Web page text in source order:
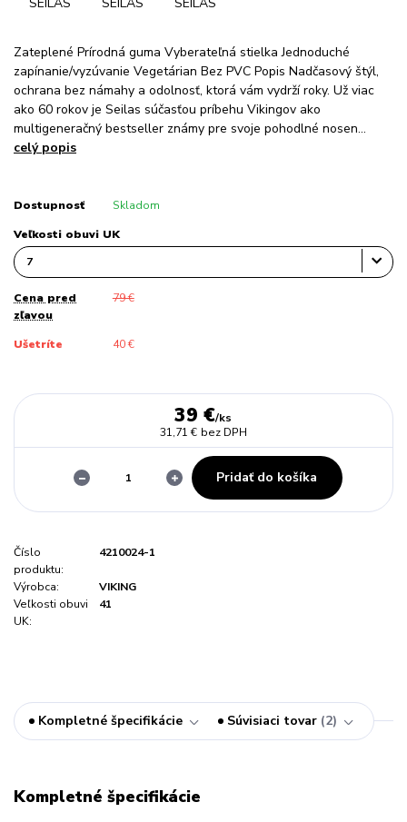
Zateplené Prírodná guma Vyberateľná stielka Jednoduché
zapínanie/vyzúvanie Vegetárian Bez PVC Popis Nadčasový štýl,
ochrana bez námahy a odolnosť, ktorá vám vydrží roky. Už viac
ako 60 rokov je Seilas súčasťou príbehu Vikingov ako
multigeneračný bestseller známy pre svoje pohodlné nosen...
celý popis
Dostupnosť Skladom
Veľkosti obuvi UK
Cena pred
zľavou
79 €
Ušetríte 40 €
39 €/ks
31,71 € bez DPH
Pridať do košíka
Číslo
produktu:
4210024-1
Výrobca:
VIKING
Veľkosti obuvi
UK:
41
Kompletné špecifikácie Súvisiaci tovar 2
Kompletné špecifikácie